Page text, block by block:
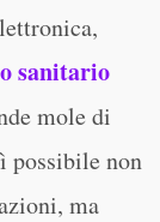
sanitario
mole di
possibile non
ma